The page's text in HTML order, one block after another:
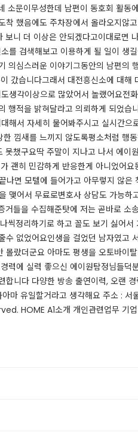
소문이무성한데 남편이 동호회 활동
했음에도 주차장에서 올라오지않
니 더 이상은 안되겠다고이대로면
를 검색해보고 이용하게 될 일이 생
의심스러운 이야기그동안의 남편의
갔습니다​그래서 대전흥신소에 대해
생각이상으로 많았어서 놀랬어요​​​​​전
행적을 밝혀달라고 의뢰하게 되었습
해서 자세히 물어봐주시고 실시간으
낌새를 느끼지 않도록평소처럼 행
챘구요​​​​​딱 주말이 지나고 나서 에이
괜히 민감하게 반응한게 아니었어요​
나면 모텔에 들어가고 아무렇지 않은
맺어서 무료로변호사 상담도 가능하
들을 수집해준탓에 저는 곧바로 소
씩정리하기로 하고 꼴도 보기 싫어서
없었어요인생을 걸었던 남자였고
랐더군요 아마도 평생을 오토바이
력에 실력 좋으신 에이원탐정님들덕
니다 다양한 방송 출연이력, 오랜
마 유일할거라고 생각해요 ​​주소 : 서
HOME A1소개 개인관련업무 기업